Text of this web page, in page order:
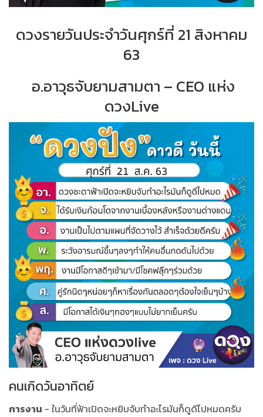
ดวงรายวันประจำวันศุกร์ที่ 21 สิงหาคม
63
อ.อาวุธจับยามสามตา – CEO แห่ง
ดวงLive
คนเกิดวันอาทิตย์
การงาน - ในวันที่ฟ้าเปิดจะหยิบจับทำอะไรมันก็ดูดีไปหมดครับ